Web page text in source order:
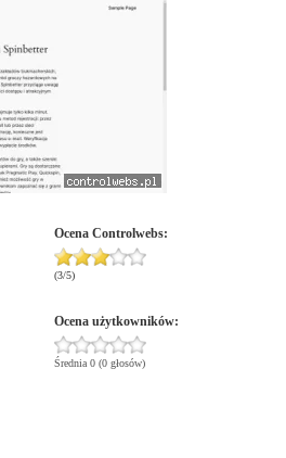
Ocena Controlwebs:
(3/5)
Ocena użytkowników:
Średnia 0 (0 głosów)